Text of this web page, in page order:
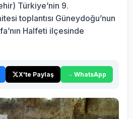
Türkiye’nin 9.
toplantısı Güneydoğu’nun
Halfeti ilçesinde
X'te Paylaş WhatsApp